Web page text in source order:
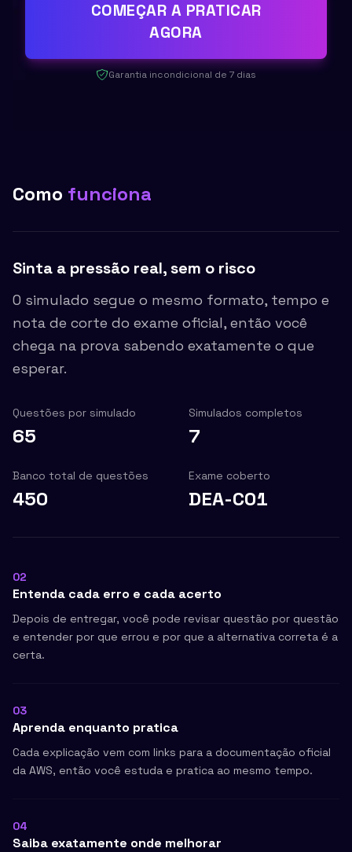
COMEÇAR A PRATICAR
AGORA
Garantia incondicional de 7 dias
Como funciona
Sinta a pressão real, sem o risco
O simulado segue o mesmo formato, tempo e
nota de corte do exame oficial, então você
chega na prova sabendo exatamente o que
esperar.
Questões por simulado
65
Simulados completos
7
Banco total de questões
450
Exame coberto
DEA-C01
02
Entenda cada erro e cada acerto
Depois de entregar, você pode revisar questão por questão
e entender por que errou e por que a alternativa correta é a
certa.
03
Aprenda enquanto pratica
Cada explicação vem com links para a documentação oficial
da AWS, então você estuda e pratica ao mesmo tempo.
04
Saiba exatamente onde melhorar